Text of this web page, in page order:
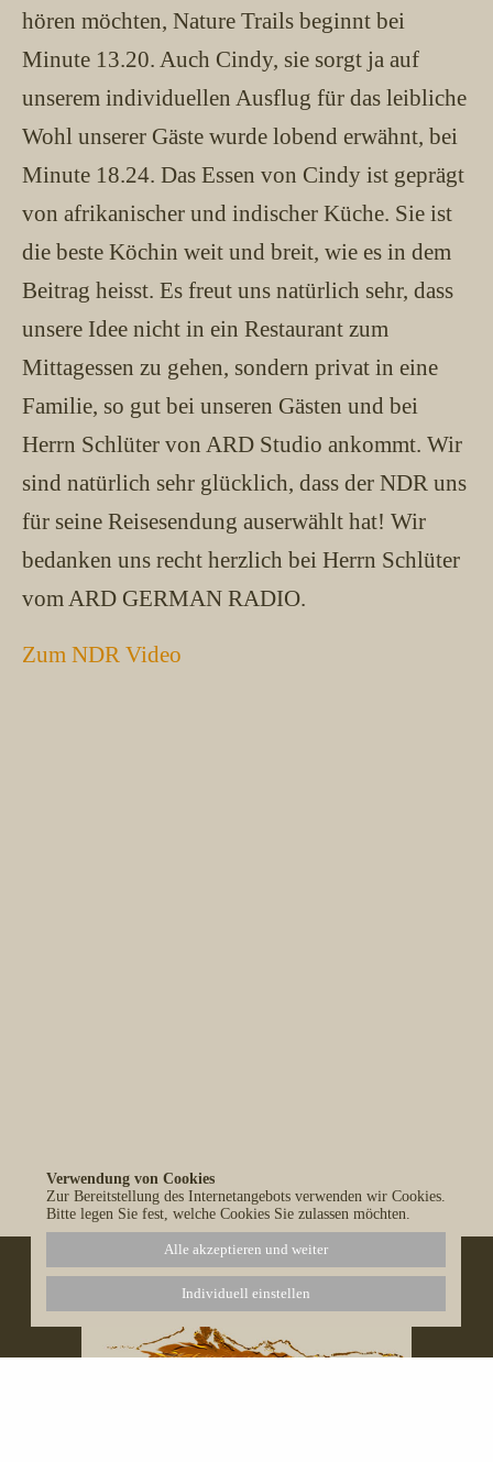
hören möchten, Nature Trails beginnt bei
Minute 13.20. Auch Cindy, sie sorgt ja auf
unserem individuellen Ausflug für das leibliche
Wohl unserer Gäste wurde lobend erwähnt, bei
Minute 18.24. Das Essen von Cindy ist geprägt
von afrikanischer und indischer Küche. Sie ist
die beste Köchin weit und breit, wie es in dem
Beitrag heisst. Es freut uns natürlich sehr, dass
unsere Idee nicht in ein Restaurant zum
Mittagessen zu gehen, sondern privat in eine
Familie, so gut bei unseren Gästen und bei
Herrn Schlüter von ARD Studio ankommt. Wir
sind natürlich sehr glücklich, dass der NDR uns
für seine Reisesendung auserwählt hat! Wir
bedanken uns recht herzlich bei Herrn Schlüter
vom ARD GERMAN RADIO.
Zum NDR Video
Alle Blog-Einträge anzeigen
Verwendung von Cookies
Zur Bereitstellung des Internetangebots verwenden wir Cookies.
Bitte legen Sie fest, welche Cookies Sie zulassen möchten.
Alle akzeptieren und weiter
Individuell einstellen